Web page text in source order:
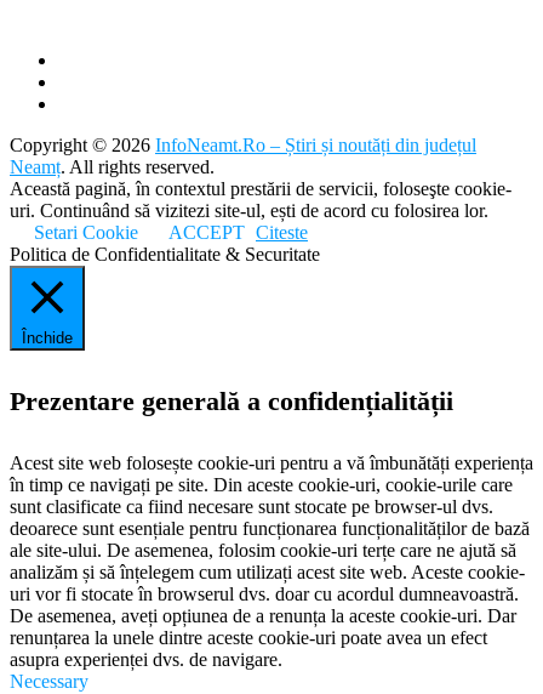
Copyright © 2026 InfoNeamt.Ro – Știri și noutăți din județul
Neamț. All rights reserved.
Această pagină, în contextul prestării de servicii, foloseşte cookie-
uri. Continuând să vizitezi site-ul, ești de acord cu folosirea lor.
Setari Cookie
ACCEPT Citeste
Politica de Confidentialitate & Securitate
Închide
Prezentare generală a confidențialității
Acest site web folosește cookie-uri pentru a vă îmbunătăți experiența
în timp ce navigați pe site. Din aceste cookie-uri, cookie-urile care
sunt clasificate ca fiind necesare sunt stocate pe browser-ul dvs.
deoarece sunt esențiale pentru funcționarea funcționalităților de bază
ale site-ului. De asemenea, folosim cookie-uri terțe care ne ajută să
analizăm și să înțelegem cum utilizați acest site web. Aceste cookie-
uri vor fi stocate în browserul dvs. doar cu acordul dumneavoastră.
De asemenea, aveți opțiunea de a renunța la aceste cookie-uri. Dar
renunțarea la unele dintre aceste cookie-uri poate avea un efect
asupra experienței dvs. de navigare.
Necessary